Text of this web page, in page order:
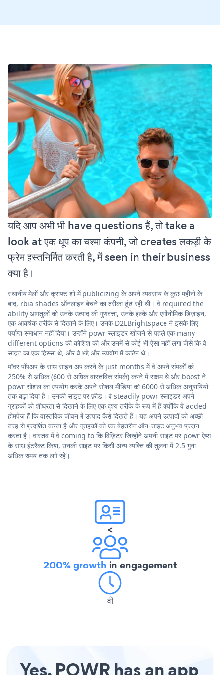
यदि आप अभी भी have questions हैं, तो take a
look at एक धूप का चश्मा कंपनी, जो creates लकड़ी के
फ्रेम हस्तनिर्मित करती है, में seen in their business
क्या है।
स्थानीय मेलों और क्राफ्ट शो में publicizing के अपने व्यवसाय के कुछ महीनों के
बाद, rbia shades ऑनलाइन बेचने का तरीका ढूंढ रही थी। वे required the
ability आगंतुकों को उनके उत्पाद की गुणवत्ता, उनके हल्के और एर्गोनोमिक डिज़ाइन,
एक आकर्षक तरीके से दिखाने के लिए। उनके D2LBrightspace ने इसके लिए
पर्याप्त समाधान नहीं दिया। उन्होंने powr स्लाइडर खोजने से पहले एक many
different options की कोशिश की और उनमें से कोई भी ऐसा नहीं लगा जैसे कि वे
साइट का एक हिस्सा थे, और वे भद्दे और उपयोग में कठिन थे।
पॉवर पॉपअप के साथ साइन अप करने के just months में वे अपने संपर्कों को
250% से अधिक (600 से अधिक वास्तविक संपर्क) करने में सक्षम थे और boost ने
powr सोशल का उपयोग करके अपने सोशल मीडिया को 6000 से अधिक अनुयायियों
तक बढ़ा दिया है। उनकी साइट पर फ़ीड। वे steadily powr स्लाइडर अपने
ग्राहकों को शीघ्रता से दिखाने के लिए एक दृश्य तरीके के रूप में हैं क्योंकि वे added
होमपेज हैं कि वास्तविक जीवन में उत्पाद कैसे दिखते हैं। यह अपने उत्पादों को अच्छी
तरह से प्रदर्शित करता है और ग्राहकों को एक बेहतरीन ऑन-साइट अनुभव प्रदान
करता है। वास्तव में वे coming to कि विज़िटर जिन्होंने अपनी साइट पर powr ऐप्स
के साथ इंटरैक्ट किया, उनकी साइट पर किसी अन्य व्यक्ति की तुलना में 2.5 गुना
अधिक समय तक लगे रहे।
<
200% growth in engagement
वी
Yes, POWR has an app